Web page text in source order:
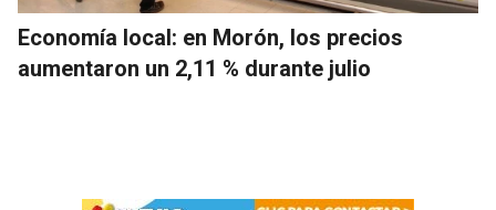
Economía local: en Morón, los precios
aumentaron un 2,11 % durante julio